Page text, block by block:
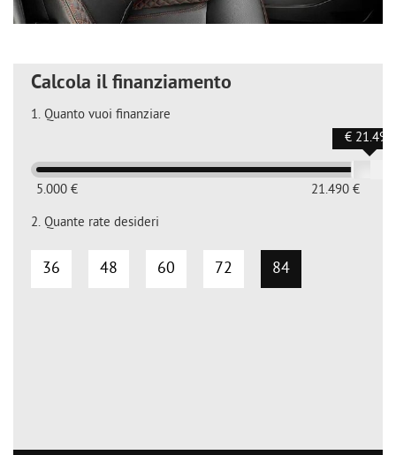
Calcola il finanziamento
1. Quanto vuoi finanziare
5.000 € 21.490 €
€ 21.490
2. Quante rate desideri
36 48 60 72 84